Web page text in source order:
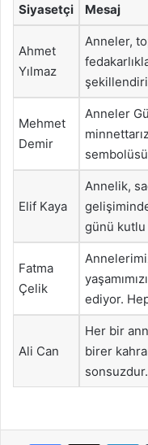
Siyasetçi Mesaj
Ahmet
Yılmaz
Anneler,
Mehmet
Demir
Anneler
Elif Kaya
Annelik,
günü kutlu
Fatma
Çelik
ediyor.
Ali Can
Her bir
birer
sonsuzdur.